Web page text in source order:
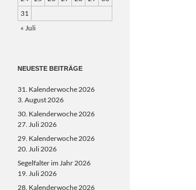
31
« Juli
NEUESTE BEITRÄGE
31. Kalenderwoche 2026
3. August 2026
30. Kalenderwoche 2026
27. Juli 2026
29. Kalenderwoche 2026
20. Juli 2026
Segelfalter im Jahr 2026
19. Juli 2026
28. Kalenderwoche 2026